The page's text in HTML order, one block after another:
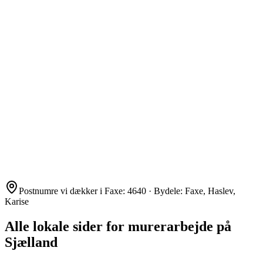
Postnumre vi dækker i Faxe: 4640 · Bydele: Faxe, Haslev,
Karise
Alle lokale sider for murerarbejde på
Sjælland